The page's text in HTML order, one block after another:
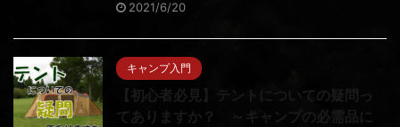
2021/6/20
キャンプ入門
【初心者必見】テントについての疑問っ
てありますか？ ～キャンプの必需品に